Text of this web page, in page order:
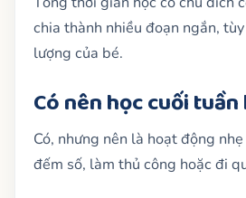
chia thành nhiều đoạn ngắn,
lượng của bé.
Có nên học cuối
Có, nhưng nên là hoạt động
đếm số, làm thủ công hoặc đi